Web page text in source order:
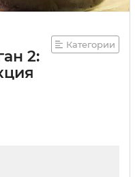
2:
Категории